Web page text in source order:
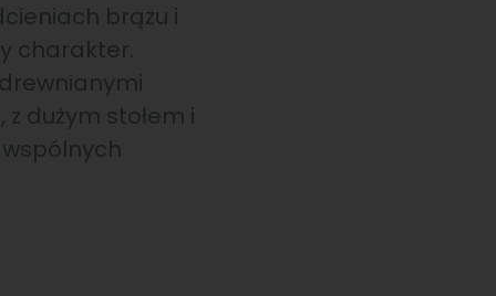
brązu i
charakter.
dużym stołem i